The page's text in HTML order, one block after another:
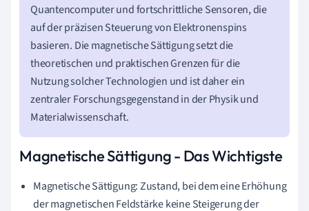
Quantencomputer und fortschrittliche Sensoren, die
auf der präzisen Steuerung von Elektronenspins
basieren. Die magnetische Sättigung setzt die
theoretischen und praktischen Grenzen für die
Nutzung solcher Technologien und ist daher ein
zentraler Forschungsgegenstand in der Physik und
Materialwissenschaft.
Magnetische Sättigung - Das Wichtigste
Magnetische Sättigung: Zustand, bei dem eine Erhöhung
der magnetischen Feldstärke keine Steigerung der